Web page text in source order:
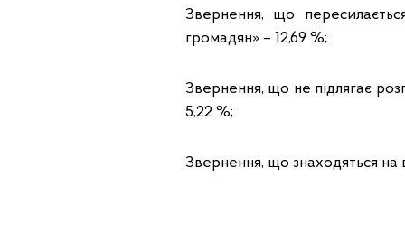
Звернення, що
громадян» – 12,69 %;
Звернення, що не підлягає
5,22 %;
Звернення, що знаходяться на